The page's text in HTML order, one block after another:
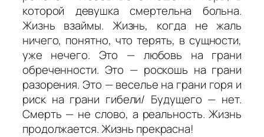
которой девушка смертельна больна.
Жизнь взаймы. Жизнь, когда не жаль
ничего, понятно, что терять, в сущности,
уже нечего. Это — любовь на грани
обреченности. Это — роскошь на грани
разорения. Это — веселье на грани горя и
риск на грани гибели/ Будущего — нет.
Смерть — не слово, а реальность. Жизнь
продолжается. Жизнь прекрасна!